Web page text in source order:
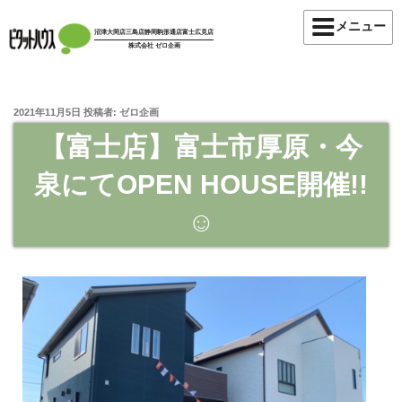
沼津大岡店三島店静岡駒形通店富士広見店
株式会社 ゼロ企画
メニュー
2021年11月5日 投稿者: ゼロ企画
【富士店】富士市厚原・今
泉にてOPEN HOUSE開催!!
☺